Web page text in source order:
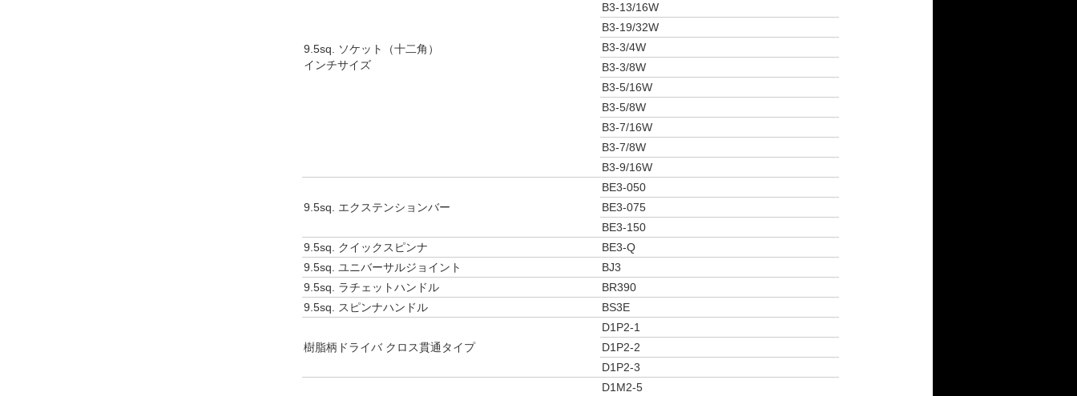
9.5sq. ソケット（十二角）
インチサイズ
B3-13/16W
B3-19/32W
B3-3/4W
B3-3/8W
B3-5/16W
B3-5/8W
B3-7/16W
B3-7/8W
B3-9/16W
9.5sq. エクステンションバー
BE3-050
BE3-075
BE3-150
9.5sq. クイックスピンナ
BE3-Q
9.5sq. ユニバーサルジョイント
BJ3
9.5sq. ラチェットハンドル
BR390
9.5sq. スピンナハンドル
BS3E
樹脂柄ドライバ クロス貫通タイプ
D1P2-1
D1P2-2
D1P2-3
D1M2-5